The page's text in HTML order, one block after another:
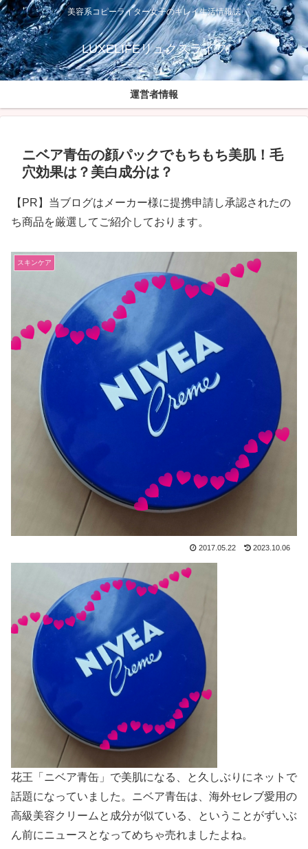
美容系コピーライター女子のキレイ生活情報誌
LUXELIFEリュクスライフ
運営者情報
ニベア青缶の顔パックでもちもち美肌！毛
穴効果は？美白成分は？
【PR】当ブログはメーカー様に提携申請し承認されたの
ち商品を厳選してご紹介しております。
スキンケア
2017.05.22 2023.10.06
花王「ニベア青缶」で美肌になる、と久しぶりにネットで
話題になっていました。ニベア青缶は、海外セレブ愛用の
高級美容クリームと成分が似ている、ということがずいぶ
ん前にニュースとなってめちゃ売れましたよね。